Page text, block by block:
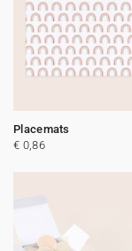
Placemats
€ 0,86